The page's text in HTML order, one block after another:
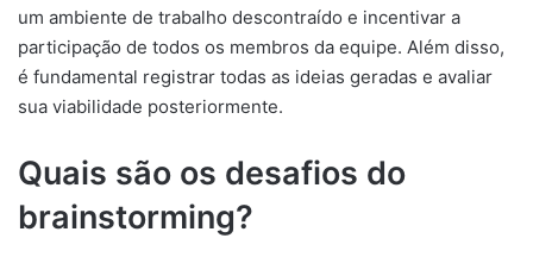
um ambiente de trabalho descontraído e incentivar a
participação de todos os membros da equipe. Além disso,
é fundamental registrar todas as ideias geradas e avaliar
sua viabilidade posteriormente.
Quais são os desafios do
brainstorming?